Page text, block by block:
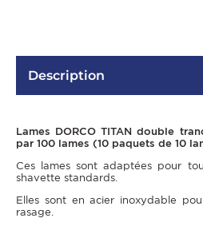
Description
Lames DORCO TITAN double
par 100 lames (10 paquets de 10
Ces lames sont adaptées pour
shavette standards.
Elles sont en acier inoxydable
rasage.